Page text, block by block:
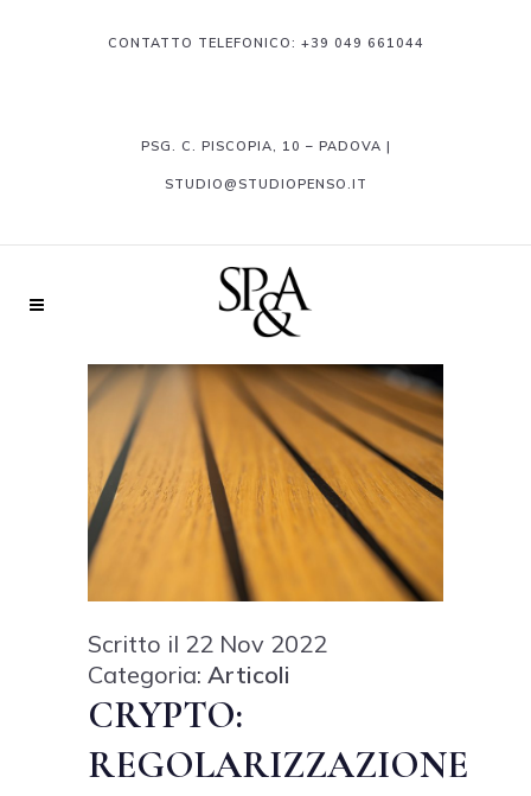
CONTATTO TELEFONICO: +39 049 661044
PSG. C. PISCOPIA, 10 – PADOVA |
STUDIO@STUDIOPENSO.IT
Scritto il 22 Nov 2022
Categoria: Articoli
CRYPTO:
REGOLARIZZAZIONE